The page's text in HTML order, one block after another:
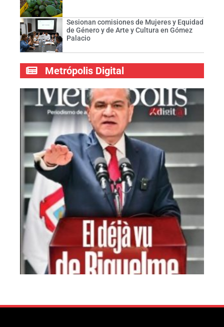
Sesionan comisiones de Mujeres y Equidad
de Género y de Arte y Cultura en Gómez
Palacio
Metrópolis Digital